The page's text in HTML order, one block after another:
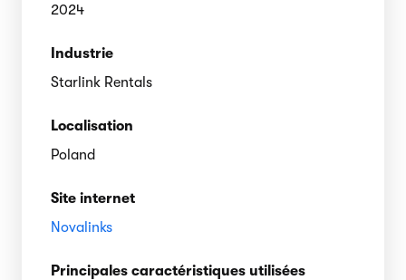
2024
Industrie
Starlink Rentals
Localisation
Poland
Site internet
Novalinks
Principales caractéristiques utilisées